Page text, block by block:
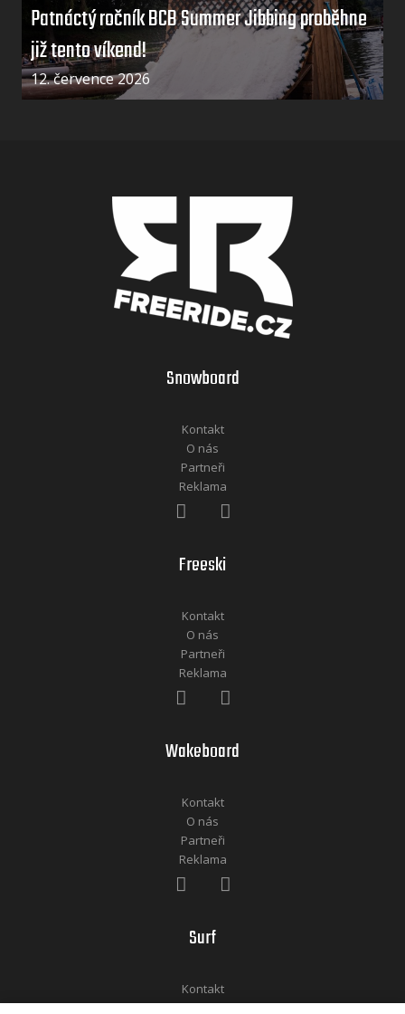
Patnáctý ročník BCB Summer Jibbing proběhne
již tento víkend!
12. července 2026
Snowboard
Kontakt
O nás
Partneři
Reklama
Freeski
Kontakt
O nás
Partneři
Reklama
Wakeboard
Kontakt
O nás
Partneři
Reklama
Surf
Kontakt
O nás